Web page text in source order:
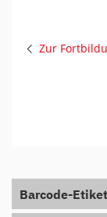
Zur
Barcode-